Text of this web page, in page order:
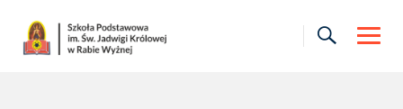
content